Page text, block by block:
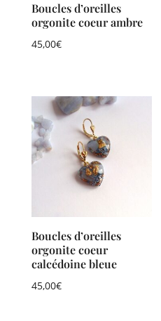
Boucles d’oreilles
orgonite coeur ambre
45,00€
Boucles d’oreilles
orgonite coeur
calcédoine bleue
45,00€